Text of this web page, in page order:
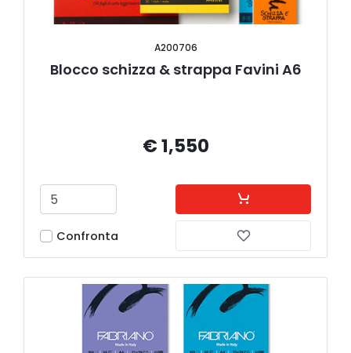
A200706
Blocco schizza & strappa Favini A6
€ 1,550
Confronta